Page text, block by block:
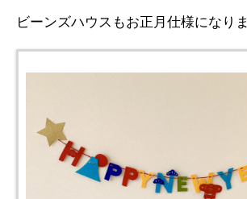
ビーンズハウスもお正月仕様になり